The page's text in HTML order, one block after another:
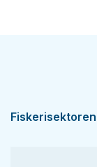
Fiskerisektoren